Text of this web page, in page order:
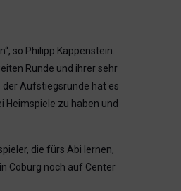
so Philipp Kappenstein.
Runde und ihrer sehr
der Aufstiegsrunde hat es
Heimspiele zu haben und
die fürs Abi lernen,
Coburg noch auf Center